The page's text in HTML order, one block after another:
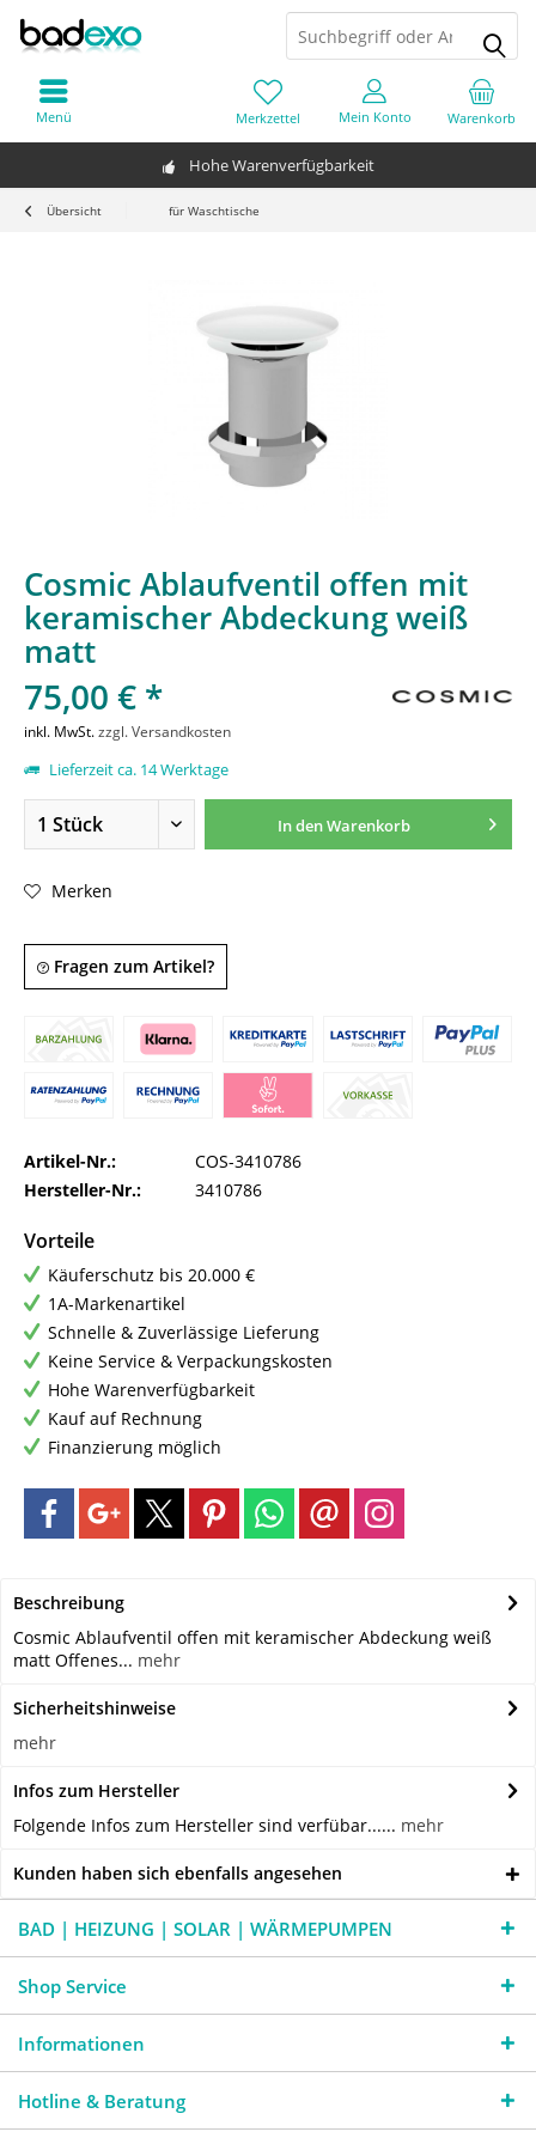
Hohe Warenverfügbarkeit
Warenkorb
Merkzettel Mein Konto
Menü
Übersicht für Waschtische
Cosmic Ablaufventil offen mit
keramischer Abdeckung weiß
matt
75,00 € *
inkl. MwSt.zzgl. Versandkosten
Lieferzeit ca. 14 Werktage
In denWarenkorb
Merken
Fragen zum Artikel?
Artikel-Nr.:
COS-3410786
Hersteller-Nr.:
3410786
Vorteile
Käuferschutz bis 20.000 €
1A-Markenartikel
Schnelle & Zuverlässige Lieferung
Keine Service & Verpackungskosten
Hohe Warenverfügbarkeit
Kauf auf Rechnung
Finanzierung möglich
Beschreibung
Cosmic Ablaufventil offen mit keramischer Abdeckung weiß
matt Offenes... mehr
Sicherheitshinweise
mehr
Infos zum Hersteller
Folgende Infos zum Hersteller sind verfübar...... mehr
Kunden haben sich ebenfalls angesehen
BAD | HEIZUNG | SOLAR | WÄRMEPUMPEN
Shop Service
Informationen
Hotline & Beratung